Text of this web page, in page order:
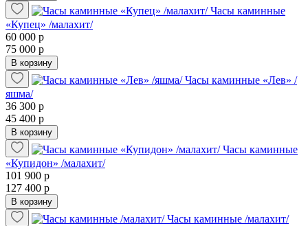
Часы каминные
«Купец» /малахит/
60 000 р
75 000 р
В корзину
Часы каминные «Лев» /
яшма/
36 300 р
45 400 р
В корзину
Часы каминные
«Купидон» /малахит/
101 900 р
127 400 р
В корзину
Часы каминные /малахит/